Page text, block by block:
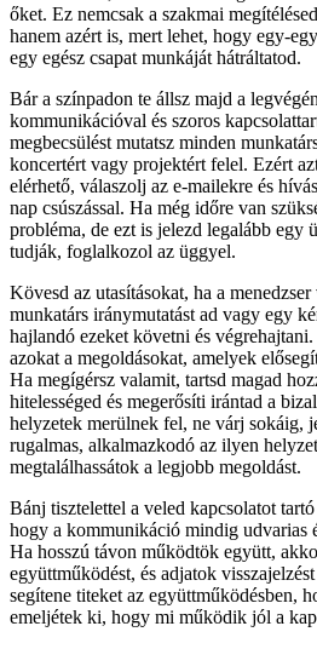
őket. Ez nemcsak a szakmai
hanem azért is, mert lehet, hogy egy-
egy egész csapat munkáját hátráltatod.
Bár a színpadon te állsz majd a
kommunikációval és szoros
megbecsülést mutatsz minden
koncertért vagy projektért felel. Ezért
elérhető, válaszolj az e-mailekre és
nap csúszással. Ha még időre van
probléma, de ezt is jelezd legalább egy
tudják, foglalkozol az üggyel.
Kövesd az utasításokat, ha a
munkatárs iránymutatást ad vagy egy
hajlandó ezeket követni és
azokat a megoldásokat, amelyek
Ha megígérsz valamit, tartsd magad
hitelességed és megerősíti irántad a
helyzetek merülnek fel, ne várj sokáig,
rugalmas, alkalmazkodó az ilyen
megtalálhassátok a legjobb megoldást.
Bánj tisztelettel a veled kapcsolatot
hogy a kommunikáció mindig udvarias
Ha hosszú távon működtök együtt,
együttműködést, és adjatok
segítene titeket az együttműködésben,
emeljétek ki, hogy mi működik jól a